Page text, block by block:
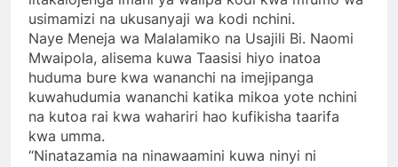
usimamizi na ukusanyaji wa kodi nchini.
Naye Meneja wa Malalamiko na Usajili Bi. Naomi
Mwaipola, alisema kuwa Taasisi hiyo inatoa
huduma bure kwa wananchi na imejipanga
kuwahudumia wananchi katika mikoa yote nchini
na kutoa rai kwa wahariri hao kufikisha taarifa
kwa umma.
‘‘Ninatazamia na ninawaamini kuwa ninyi ni